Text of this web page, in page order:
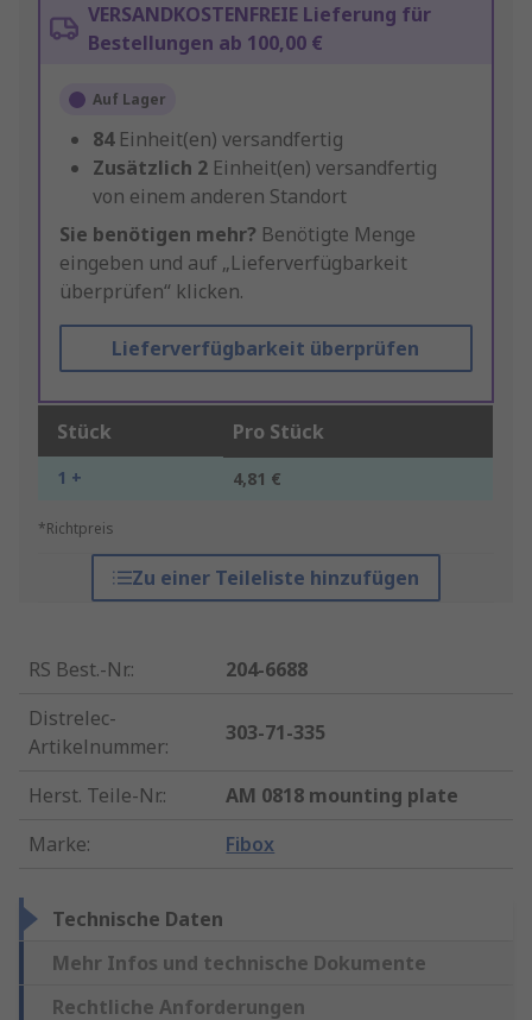
VERSANDKOSTENFREIE Lieferung für
Bestellungen ab 100,00 €
Auf Lager
84 Einheit(en) versandfertig
Zusätzlich 2 Einheit(en) versandfertig
von einem anderen Standort
Sie benötigen mehr? Benötigte Menge
eingeben und auf „Lieferverfügbarkeit
überprüfen“ klicken.
Lieferverfügbarkeit überprüfen
Stück Pro Stück
1 + 4,81 €
*Richtpreis
Zu einer Teileliste hinzufügen
RS Best.-Nr.:
204-6688
Distrelec-
Artikelnummer:
303-71-335
Herst. Teile-Nr.:
AM 0818 mounting plate
Marke: Fibox
Technische Daten
Mehr Infos und technische Dokumente
Rechtliche Anforderungen